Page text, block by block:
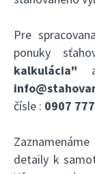
Pre
ponuky
kalkulácia"
čísle : 0907
detaily k